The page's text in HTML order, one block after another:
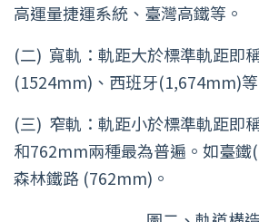
高運量捷運系統、臺灣高鐵等。
(二) 寬軌：軌距大於標準軌距即
(1524mm)、西班牙(1,674mm)等
(三) 窄軌：軌距小於標準軌距即
和762mm兩種最為普遍。如臺鐵
森林鐵路 (762mm)。